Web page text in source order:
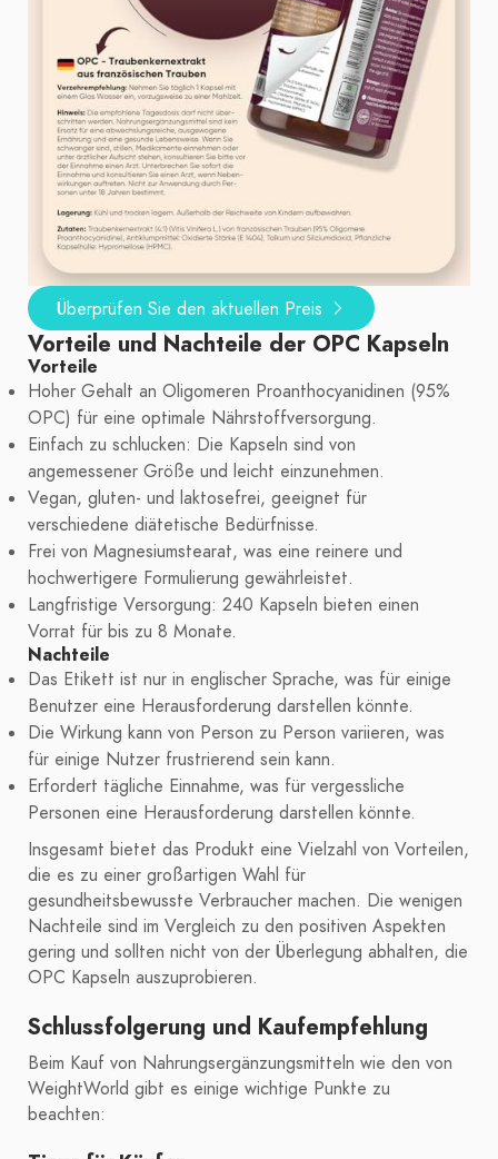
Überprüfen Sie den aktuellen Preis
Vorteile und Nachteile der OPC Kapseln
Vorteile
Hoher Gehalt an Oligomeren Proanthocyanidinen (95%
OPC) für eine optimale Nährstoffversorgung.
Einfach zu schlucken: Die Kapseln sind von
angemessener Größe und leicht einzunehmen.
Vegan, gluten- und laktosefrei, geeignet für
verschiedene diätetische Bedürfnisse.
Frei von Magnesiumstearat, was eine reinere und
hochwertigere Formulierung gewährleistet.
Langfristige Versorgung: 240 Kapseln bieten einen
Vorrat für bis zu 8 Monate.
Nachteile
Das Etikett ist nur in englischer Sprache, was für einige
Benutzer eine Herausforderung darstellen könnte.
Die Wirkung kann von Person zu Person variieren, was
für einige Nutzer frustrierend sein kann.
Erfordert tägliche Einnahme, was für vergessliche
Personen eine Herausforderung darstellen könnte.
Insgesamt bietet das Produkt eine Vielzahl von Vorteilen,
die es zu einer großartigen Wahl für
gesundheitsbewusste Verbraucher machen. Die wenigen
Nachteile sind im Vergleich zu den positiven Aspekten
gering und sollten nicht von der Überlegung abhalten, die
OPC Kapseln auszuprobieren.
Schlussfolgerung und Kaufempfehlung
Beim Kauf von Nahrungsergänzungsmitteln wie den von
WeightWorld gibt es einige wichtige Punkte zu
beachten: